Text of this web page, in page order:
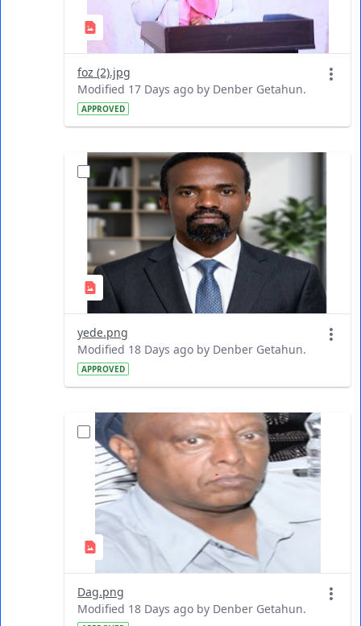
foz (2).jpg
Modified 17 Days ago by Denber Getahun.
APPROVED
yede.png
Modified 18 Days ago by Denber Getahun.
APPROVED
Dag.png
Modified 18 Days ago by Denber Getahun.